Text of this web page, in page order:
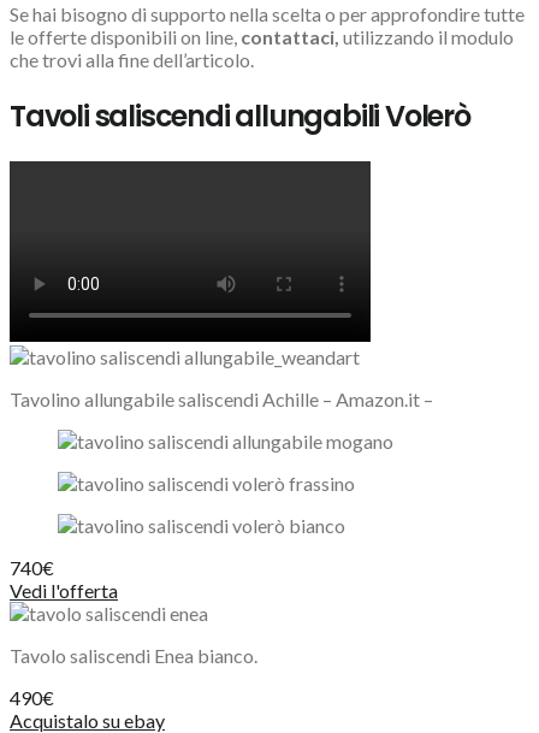
Se hai bisogno di supporto nella scelta o per approfondire tutte
le offerte disponibili on line, contattaci, utilizzando il modulo
che trovi alla fine dell’articolo.
Tavoli saliscendi allungabili Volerò
Tavolino allungabile saliscendi Achille – Amazon.it –
740€
Vedi l'offerta
Tavolo saliscendi Enea bianco.
490€
Acquistalo su ebay